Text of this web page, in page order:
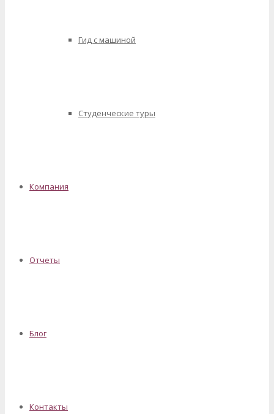
Гид с машиной
Студенческие туры
Компания
Отчеты
Блог
Контакты